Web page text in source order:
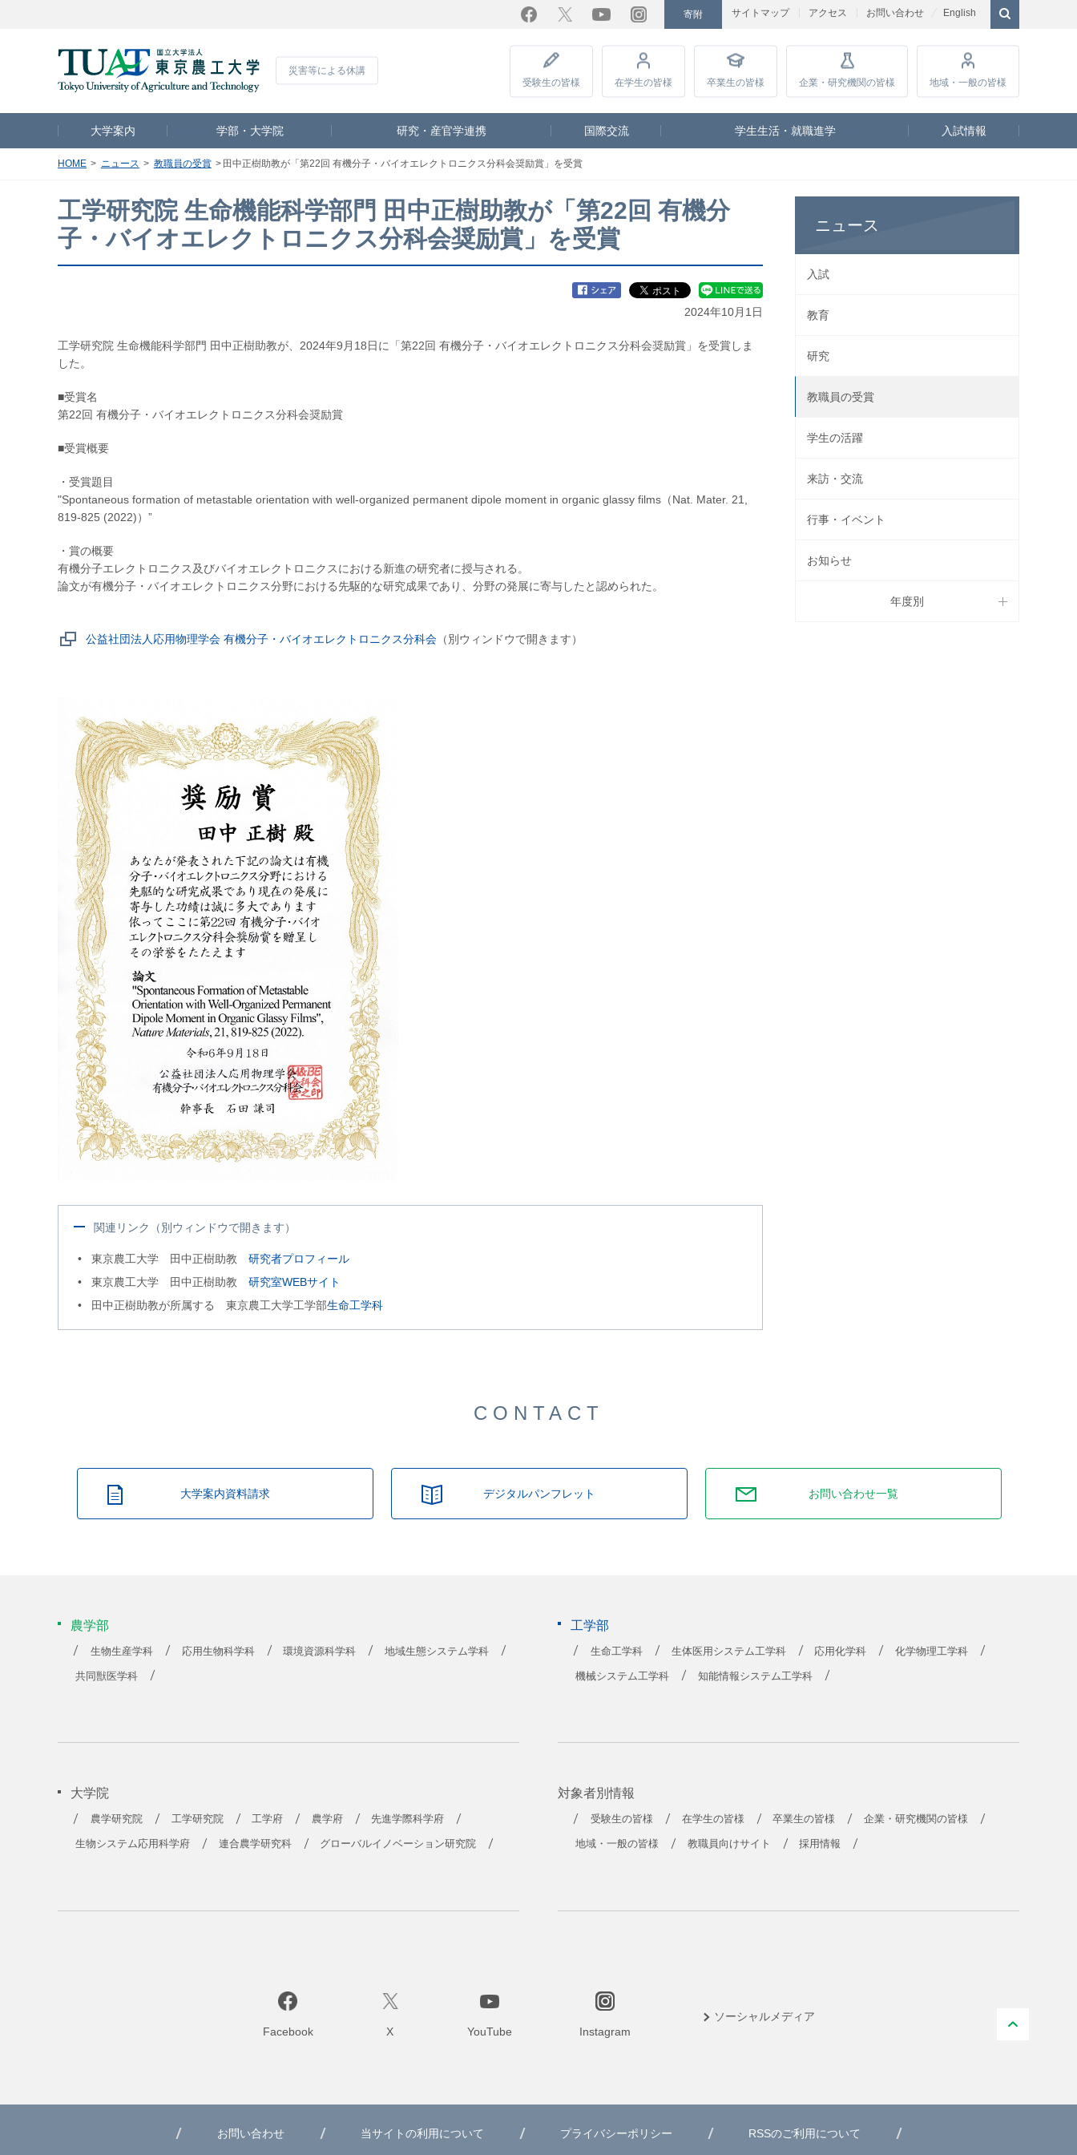
サイトマップ アクセス お問い合わせ
寄附 English
Facebook Twitter YouTube Instagram
災害等による休講
受験生の皆様 在学生の皆様 卒業生の皆様 企業・研究機関の皆様 地域・一般の皆様
大学案内 学部・大学院 研究・産官学連携 国際交流 学生生活・就職進学 入試情報
HOME ニュース 教職員の受賞 田中正樹助教が「第22回 有機分子・バイオエレクトロニクス分科会奨励賞」を受賞
工学研究院 生命機能科学部門 田中正樹助教が「第22回 有機分
子・バイオエレクトロニクス分科会奨励賞」を受賞
2024年10月1日
工学研究院 生命機能科学部門 田中正樹助教が、2024年9月18日に「第22回 有機分子・バイオエレクトロニクス分科会奨励賞」を受賞しま
した。
■受賞名
第22回 有機分子・バイオエレクトロニクス分科会奨励賞
■受賞概要
・受賞題目
"Spontaneous formation of metastable orientation with well-organized permanent dipole moment in organic glassy films（Nat. Mater. 21,
819-825 (2022)）”
・賞の概要
有機分子エレクトロニクス及びバイオエレクトロニクスにおける新進の研究者に授与される。
論文が有機分子・バイオエレクトロニクス分野における先駆的な研究成果であり、分野の発展に寄与したと認められた。
公益社団法人応用物理学会 有機分子・バイオエレクトロニクス分科会 （別ウィンドウで開きます）
関連リンク（別ウィンドウで開きます）
東京農工大学 田中正樹助教研究者プロフィール
東京農工大学 田中正樹助教研究室WEBサイト
田中正樹助教が所属する 東京農工大学工学部生命工学科
ニュース
入試
教育
研究
教職員の受賞
学生の活躍
来訪・交流
行事・イベント
お知らせ
年度別
CONTACT
大学案内資料請求 デジタルパンフレット お問い合わせ一覧
農学部
生物生産学科 応用生物科学科 環境資源科学科 地域生態システム学科
共同獣医学科
工学部
生命工学科 生体医用システム工学科 応用化学科 化学物理工学科
機械システム工学科 知能情報システム工学科
大学院
農学研究院 工学研究院 工学府 農学府 先進学際科学府
生物システム応用科学府 連合農学研究科 グローバルイノベーション研究院
対象者別情報
受験生の皆様 在学生の皆様 卒業生の皆様 企業・研究機関の皆様
地域・一般の皆様 教職員向けサイト 採用情報
Facebook
X YouTube Instagram
ソーシャルメディア
お問い合わせ 当サイトの利用について プライバシーポリシー RSSのご利用について